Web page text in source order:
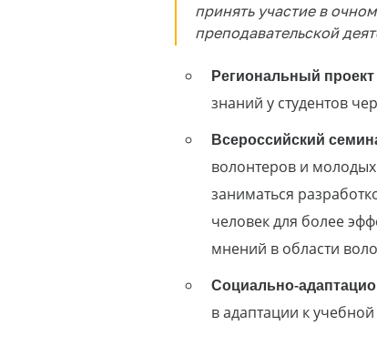
принять участие в
преподавательской
Региональный
знаний у студентов
Всероссийский
волонтеров и
заниматься
человек для более
мнений в области
Социально-
в адаптации к